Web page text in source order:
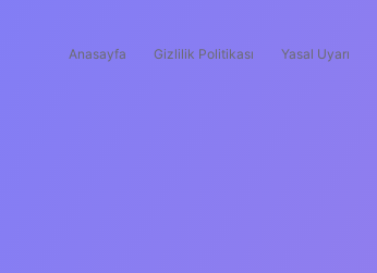
Anasayfa Gizlilik Politikası Yasal Uyarı